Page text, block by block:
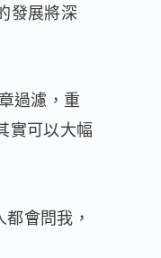
發展將深
過濾，重
實可以大幅
會問我，